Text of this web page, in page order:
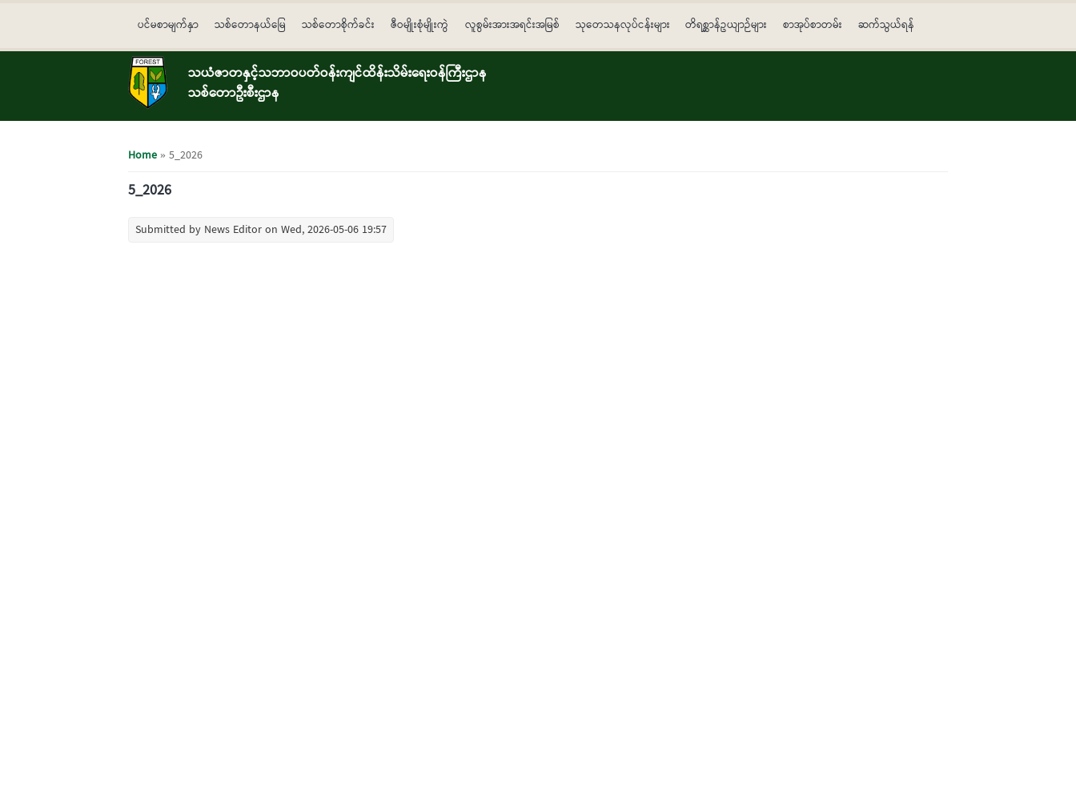
ပင်မစာမျက်နှာ သစ်တောနယ်မြေ သစ်တောစိုက်ခင်း ဇီဝမျိုးစုံမျိုးကွဲ လူစွမ်းအားအရင်းအမြစ် သုတေသနလုပ်ငန်းများ တိရစ္ဆာန်ဥယျာဉ်များ စာအုပ်စာတမ်း ဆက်သွယ်ရန်
သယံဇာတနှင့်သဘာဝပတ်ဝန်းကျင်ထိန်းသိမ်းရေးဝန်ကြီးဌာန
သစ်တောဦးစီးဌာန
You are here
Home» 5_2026
5_2026
Submitted by News Editoron Wed, 2026-05-06 19:57